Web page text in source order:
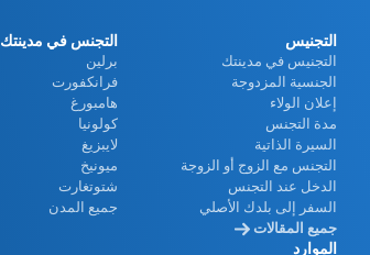
ي
و
التجنيس
التجنيس في مدينتك
الجنسية المزدوجة
إعلان الولاء
مدة التجنس
السيرة الذاتية
التجنس مع الزوج أو الزوجة
الدخل عند التجنس
السفر إلى بلدك الأصلي
جميع المقالات
التجنس في مدينتك
برلين
فرانكفورت
هامبورغ
كولونيا
لايبزيغ
ميونيخ
شتوتغارت
جميع المدن
الموارد